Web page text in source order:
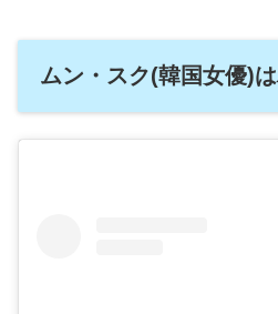
ムン・スク(韓国女優)